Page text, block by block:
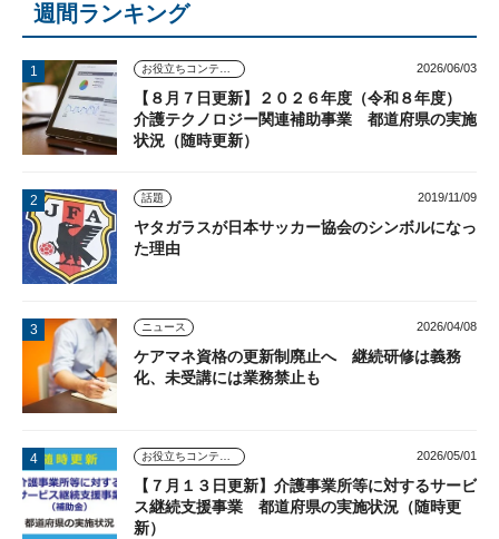
週間ランキング
お役立ちコンテンツ 2026/06/03
【８月７日更新】２０２６年度（令和８年度）
介護テクノロジー関連補助事業 都道府県の実施
状況（随時更新）
話題 2019/11/09
ヤタガラスが日本サッカー協会のシンボルになっ
た理由
ニュース 2026/04/08
ケアマネ資格の更新制廃止へ 継続研修は義務
化、未受講には業務禁止も
お役立ちコンテンツ 2026/05/01
【７月１３日更新】介護事業所等に対するサービ
ス継続支援事業 都道府県の実施状況（随時更
新）